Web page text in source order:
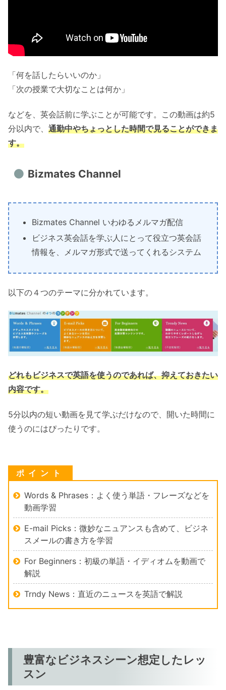
「何を話したらいいのか」
「次の授業で大切なことは何か」
などを、英会話前に学ぶことが可能です。この動画は約5
分以内で、 通勤中やちょっとした時間で見ることができま
す。
Bizmates Channel
Bizmates Channel いわゆるメルマガ配信
ビジネス英会話を学ぶ人にとって役立つ英会話
情報を、メルマガ形式で送ってくれるシステム
以下の４つのテーマに分かれています。
どれもビジネスで英語を使うのであれば、抑えておきたい
内容です。
5分以内の短い動画を見て学ぶだけなので、開いた時間に
使うのにはぴったりです。
Words & Phrases：よく使う単語・フレーズなどを
動画学習
E-mail Picks：微妙なニュアンスも含めて、ビジネ
スメールの書き方を学習
For Beginners：初級の単語・イディオムを動画で
解説
Trndy News：直近のニュースを英語で解説
豊富なビジネスシーン想定したレッ
スン